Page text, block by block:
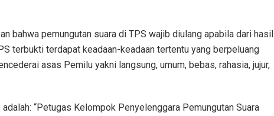
bahwa pemungutan suara di TPS wajib diulang apabila dari hasil
terbukti terdapat keadaan-keadaan tertentu yang berpeluang
asas Pemilu yakni langsung, umum, bebas, rahasia, jujur,
“Petugas Kelompok Penyelenggara Pemungutan Suara